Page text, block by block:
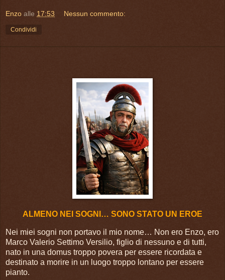
Enzo alle 17:53 Nessun commento:
Condividi
ALMENO NEI SOGNI… SONO STATO UN EROE
Nei miei sogni non portavo il mio nome… Non ero Enzo, ero
Marco Valerio Settimo Versilio, figlio di nessuno e di tutti,
nato in una domus troppo povera per essere ricordata e
destinato a morire in un luogo troppo lontano per essere
pianto.